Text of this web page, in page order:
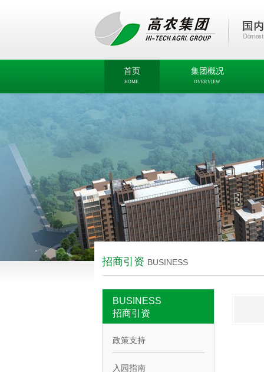
首页
HOME
集团概况
OVERVIEW
招商引资 BUSINESS
BUSINESS
招商引资
政策支持
入园指南